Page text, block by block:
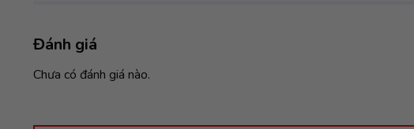
Đánh giá
Chưa có đánh giá nào.